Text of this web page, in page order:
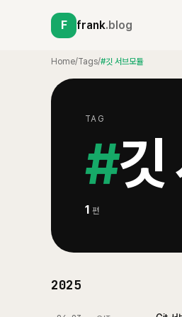
F frank.blog
Home/Tags/#깃 서브모듈
TAG
#깃
1 편
2025